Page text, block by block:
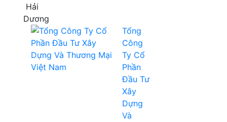
Hải
Dương
Tổng
Công
Ty Cổ
Phần
Đầu Tư
Xây
Dựng
Và